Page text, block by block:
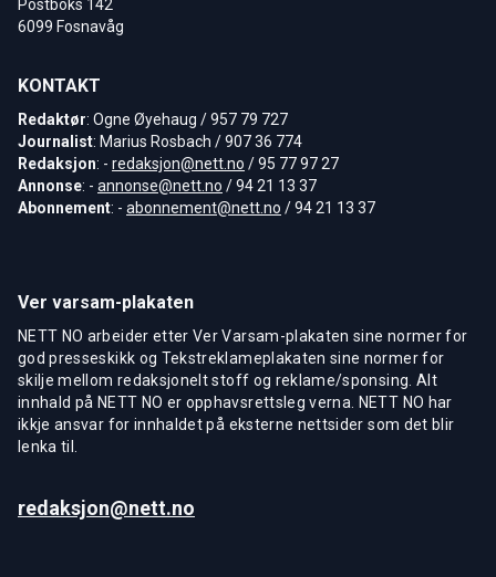
Postboks 142
6099 Fosnavåg
KONTAKT
Redaktør: Ogne Øyehaug / 957 79 727
Journalist: Marius Rosbach / 907 36 774
Redaksjon: - redaksjon@nett.no / 95 77 97 27
Annonse: - annonse@nett.no / 94 21 13 37
Abonnement: - abonnement@nett.no / 94 21 13 37
Ver varsam-plakaten
NETT NO arbeider etter Ver Varsam-plakaten sine normer for
god presseskikk og Tekstreklameplakaten sine normer for
skilje mellom redaksjonelt stoff og reklame/sponsing. Alt
innhald på NETT NO er opphavsrettsleg verna. NETT NO har
ikkje ansvar for innhaldet på eksterne nettsider som det blir
lenka til.
redaksjon@nett.no